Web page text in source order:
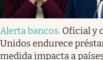
Alerta bancos. Oficial y
Unidos endurece
medida impacta a